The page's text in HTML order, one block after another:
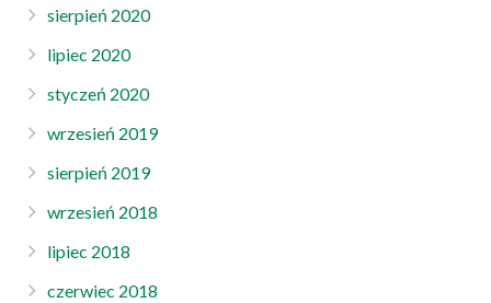
sierpień 2020
lipiec 2020
styczeń 2020
wrzesień 2019
sierpień 2019
wrzesień 2018
lipiec 2018
czerwiec 2018